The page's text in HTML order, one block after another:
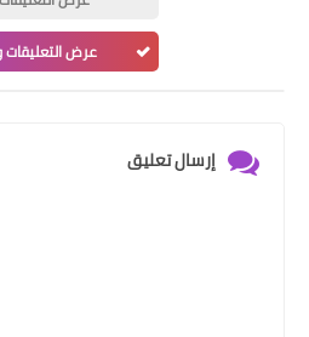
عرض التعليقات
إرسال تعليق